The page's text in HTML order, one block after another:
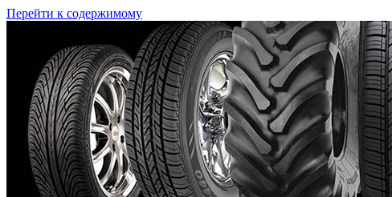
Перейти к содержимому